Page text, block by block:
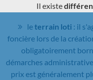
Il existe
leterrain loti : il
foncière lors de la
obligatoirement
démarches
prix est généralement